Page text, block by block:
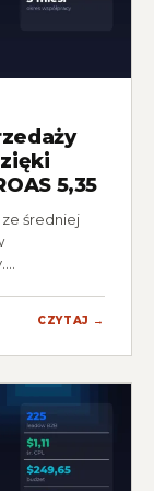
5,35
średniej
CZYTAJ →